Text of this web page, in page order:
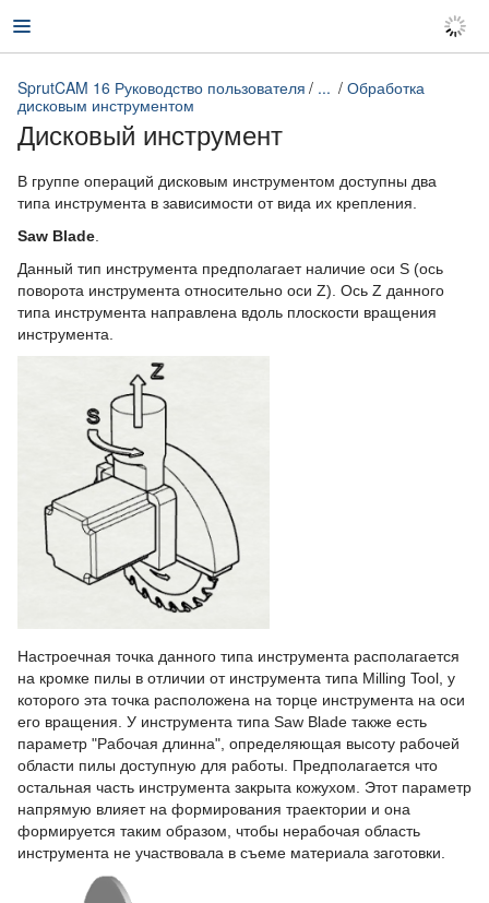
SprutCAM 16 Руководство пользователя ...
Обработка
дисковым инструментом
Дисковый инструмент
В группе операций дисковым инструментом доступны два
типа инструмента в зависимости от вида их крепления.
Saw Blade
Данный тип инструмента предполагает наличие оси S (ось
поворота инструмента относительно оси Z). Ось Z данного
типа инструмента направлена вдоль плоскости вращения
инструмента.
Настроечная точка данного типа инструмента располагается
на кромке пилы в отличии от инструмента типа Milling Tool, у
которого эта точка расположена на торце инструмента на оси
его вращения. У инструмента типа Saw Blade также есть
параметр "Рабочая длинна", определяющая высоту рабочей
области пилы доступную для работы. Предполагается что
остальная часть инструмента закрыта кожухом. Этот параметр
напрямую влияет на формирования траектории и она
формируется таким образом, чтобы нерабочая область
инструмента не участвовала в съеме материала заготовки.